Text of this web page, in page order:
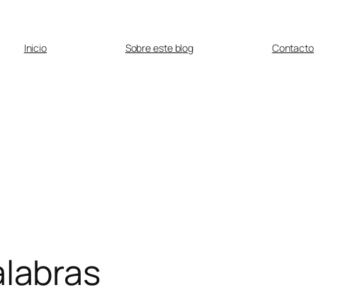
Inicio Sobre este blog Contacto